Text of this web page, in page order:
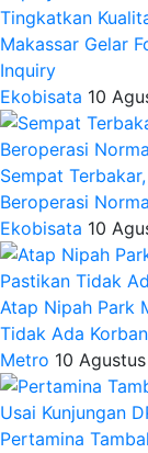
Tingkatkan
Makassar Gelar
Inquiry
Ekobisata 10
Sempat
Beroperasi
Ekobisata 10
Atap Nipah Park
Tidak Ada
Metro 10
Pertamina